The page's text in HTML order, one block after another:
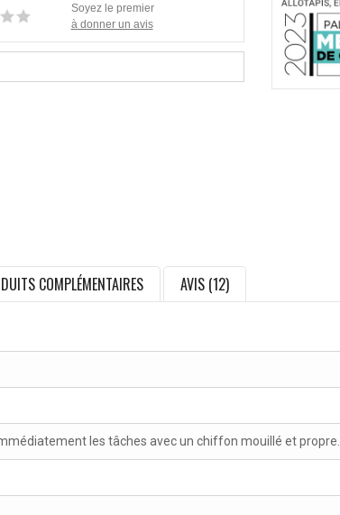
Soyez le premier
à donner un avis
COMPLÉMENTAIRES AVIS (12)
les tâches avec un chiffon mouillé et propre.